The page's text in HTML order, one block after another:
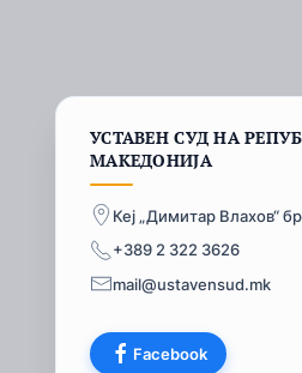
УСТАВЕН СУД НА
МАКЕДОНИЈА
Кеј „Димитар Влахов“
+389 2 322 3626
mail@ustavensud.mk
Facebook